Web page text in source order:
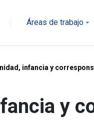
Áreas de trabajo arrow_drop_down
infancia y
y